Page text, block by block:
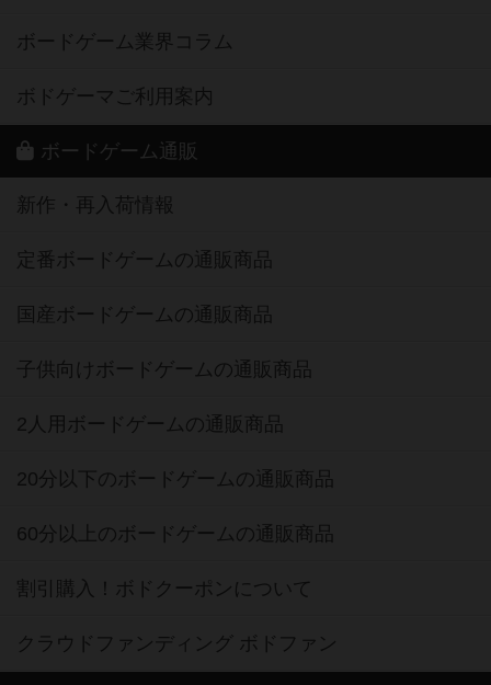
ボードゲーム業界コラム
ボドゲーマご利用案内
ボードゲーム通販
新作・再入荷情報
定番ボードゲームの通販商品
国産ボードゲームの通販商品
子供向けボードゲームの通販商品
2人用ボードゲームの通販商品
20分以下のボードゲームの通販商品
60分以上のボードゲームの通販商品
割引購入！ボドクーポンについて
クラウドファンディング ボドファン